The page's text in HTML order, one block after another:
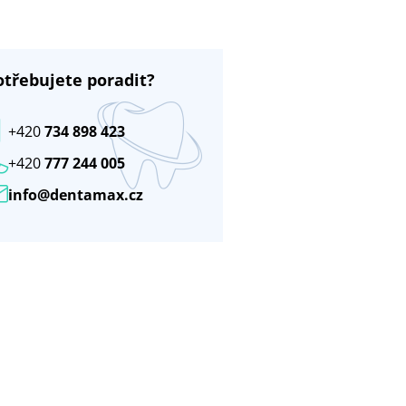
poradit?
info@dentamax.cz
+420777 244 005
+420734 898 423